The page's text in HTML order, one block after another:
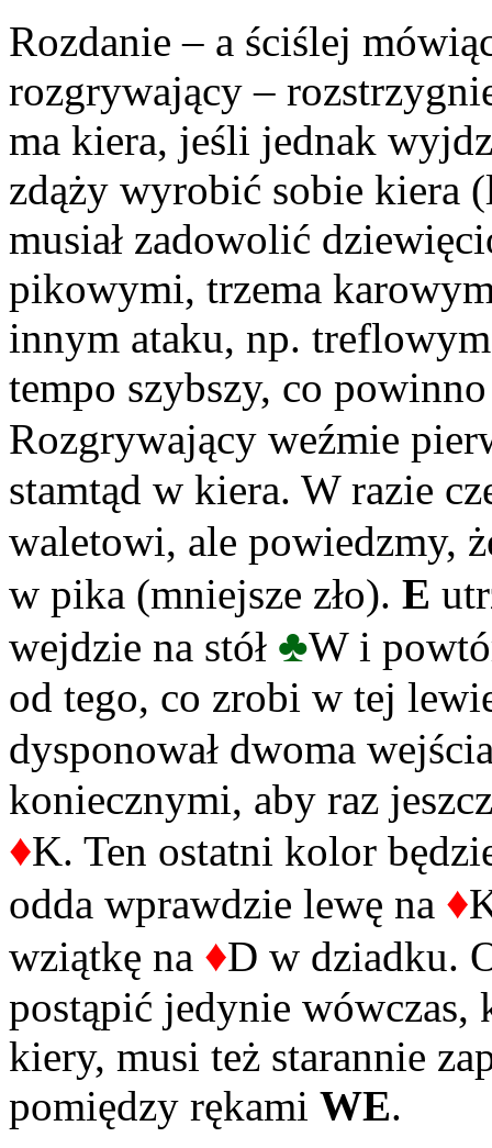
Rozdanie – a ściślej
rozgrywający –
ma kiera, jeśli jednak
zdąży wyrobić sobie kiera
musiał zadowolić
pikowymi, trzema
innym ataku, np.
tempo szybszy, co
Rozgrywający weźmie
stamtąd w kiera. W razie
waletowi, ale powiedzmy,
w pika (mniejsze zło). E
wejdzie na stół ♣W i
od tego, co zrobi w tej
dysponował dwoma
koniecznymi, aby raz
♦K. Ten ostatni kolor
odda wprawdzie lewę na ♦
wziątkę na ♦D w dziadku.
postąpić jedynie wówczas,
kiery, musi też starannie
pomiędzy rękami WE.